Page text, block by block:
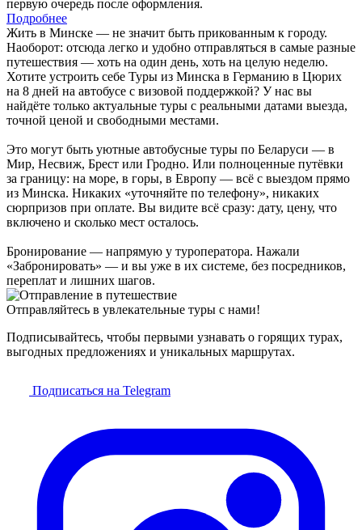
первую очередь после оформления.
Подробнее
Жить в Минске — не значит быть прикованным к городу.
Наоборот: отсюда легко и удобно отправляться в самые разные
путешествия — хоть на один день, хоть на целую неделю.
Хотите устроить себе Туры из Минска в Германию в Цюрих
на 8 дней на автобусе с визовой поддержкой? У нас вы
найдёте только актуальные туры с реальными датами выезда,
точной ценой и свободными местами.
Это могут быть уютные автобусные туры по Беларуси — в
Мир, Несвиж, Брест или Гродно. Или полноценные путёвки
за границу: на море, в горы, в Европу — всё с выездом прямо
из Минска. Никаких «уточняйте по телефону», никаких
сюрпризов при оплате. Вы видите всё сразу: дату, цену, что
включено и сколько мест осталось.
Бронирование — напрямую у туроператора. Нажали
«Забронировать» — и вы уже в их системе, без посредников,
переплат и лишних шагов.
Отправляйтесь в увлекательные туры с нами!
Подписывайтесь, чтобы первыми узнавать о горящих турах,
выгодных предложениях и уникальных маршрутах.
Подписаться на Telegram